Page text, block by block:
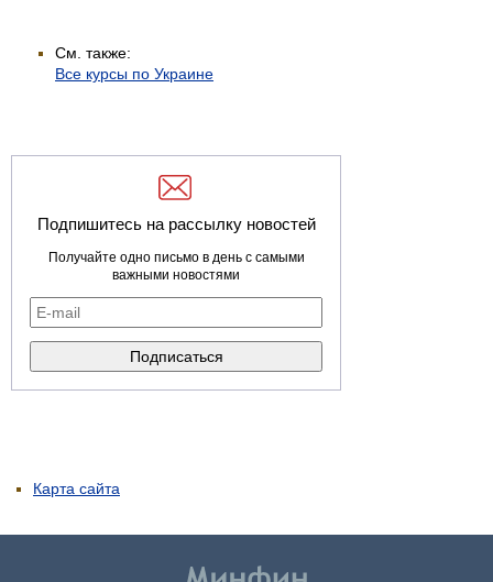
См. также:
Все курсы по Украине
Подпишитесь на рассылку новостей
Получайте одно письмо в день с самыми
важными новостями
Карта сайта